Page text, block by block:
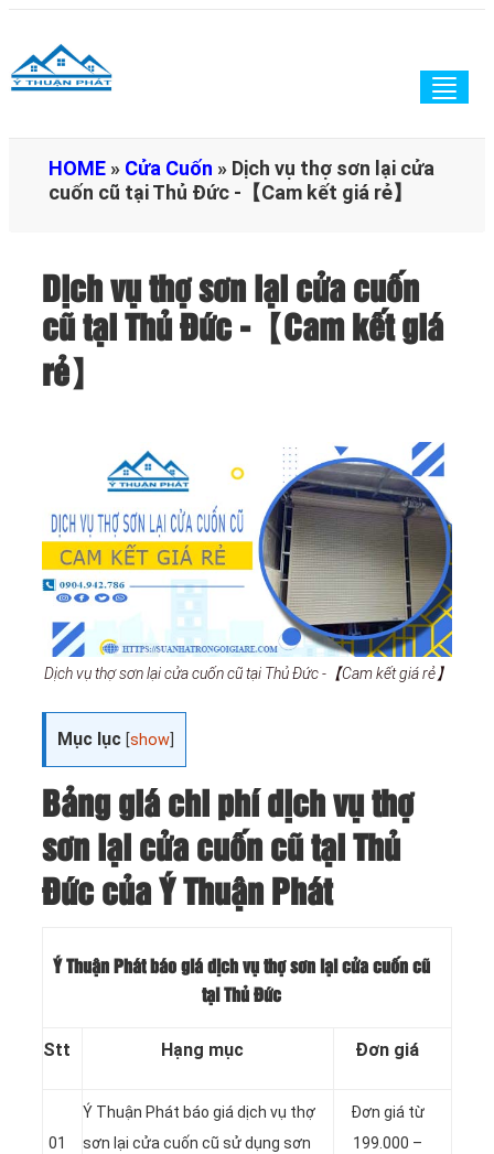
HOME » Cửa Cuốn » Dịch vụ thợ sơn lại cửa
cuốn cũ tại Thủ Đức -【Cam kết giá rẻ】
Dịch vụ thợ sơn lại cửa cuốn
cũ tại Thủ Đức -【Cam kết giá
rẻ】
Dịch vụ thợ sơn lại cửa cuốn cũ tại Thủ Đức -【Cam kết giá rẻ】
Mục lục [show
Bảng giá chi phí dịch vụ thợ
sơn lại cửa cuốn cũ tại Thủ
Đức của Ý Thuận Phát
Ý Thuận Phát báo giá dịch vụ thợ sơn lại cửa cuốn cũ
tại Thủ Đức
Stt Hạng mục Đơn giá
01
Ý Thuận Phát báo giá dịch vụ thợ
sơn lại cửa cuốn cũ sử dụng sơn
Đơn giá từ
199.000 –